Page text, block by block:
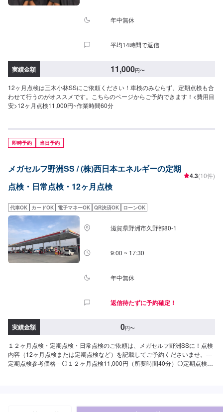
年中無休
平均14時間で返信
実績金額 11,000円〜
12ヶ月点検は三木小林SSにご依頼ください！車検のみならず、定期点検も合
わせて行うのがオススメです。こちらのページからご予約できます！<費用目
安>12ヶ月点検11,000円~作業時間60分
即時予約 当日予約
メガセルフ野洲SS / (株)西日本エネルギーの定期
点検・日常点検・12ヶ月点検
4.3(10件)
代車OK カードOK 電子マネーOK QR決済OK ローンOK
滋賀県野洲市久野部80-1
9:00 ~ 17:30
年中無休
返信待たずに予約確定！
実績金額 0円〜
１２ヶ月点検・定期点検・日常点検のご依頼は、メガセルフ野洲SSに！点検
内容（12ヶ月点検または定期点検など）を記載してご予約くださいませ。---
定期点検参考価格---⚪１２ヶ月点検11,000円（所要時間40分）⚪定期点検